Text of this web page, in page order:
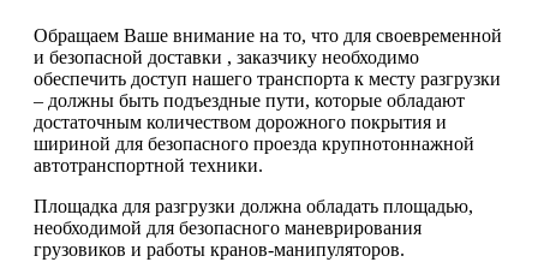
Обращаем Ваше внимание на то, что для своевременной
и безопасной доставки , заказчику необходимо
обеспечить доступ нашего транспорта к месту разгрузки
– должны быть подъездные пути, которые обладают
достаточным количеством дорожного покрытия и
шириной для безопасного проезда крупнотоннажной
автотранспортной техники.
Площадка для разгрузки должна обладать площадью,
необходимой для безопасного маневрирования
грузовиков и работы кранов-манипуляторов.